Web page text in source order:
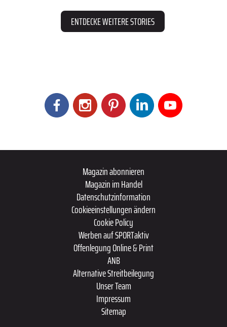
ENTDECKE WEITERE STORIES
Magazin abonnieren
Magazin im Handel
Datenschutzinformation
Cookieeinstellungen ändern
Cookie Policy
Werben auf SPORTaktiv
Offenlegung Online & Print
ANB
Alternative Streitbeilegung
Unser Team
Impressum
Sitemap